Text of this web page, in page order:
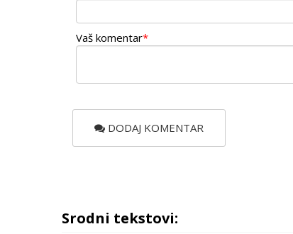
Vaš komentar*
DODAJ KOMENTAR
Srodni tekstovi: